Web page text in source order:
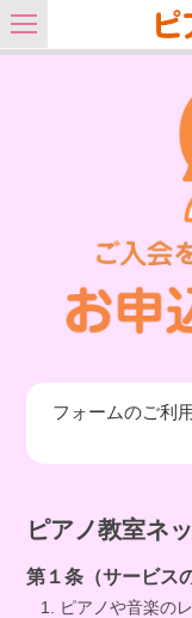
フォームのご利
ピアノ教室ネ
第１条（サービス
ピアノや音楽の